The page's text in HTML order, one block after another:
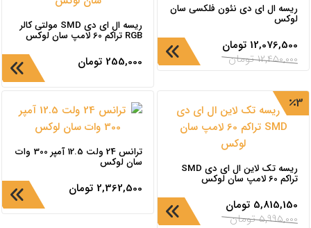
ریسه ال ای دی نئون فلکسی سان
لوکس
12,076,500 تومان
12,450,000 تومان
ریسه ال ای دی SMD مولتی کالر
RGB تراکم 60 لامپ سان لوکس
255,000 تومان
3
ریسه تک لاین ال ای دی SMD
تراکم 60 لامپ سان لوکس
5,815,150 تومان
5,995,000 تومان
ترانس 24 ولت 12.5 آمپر 300 وات
سان لوکس
2,362,500 تومان